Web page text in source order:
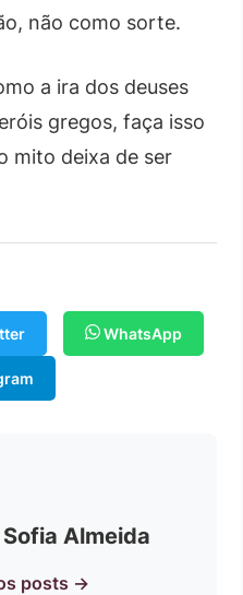
não como sorte.
a ira dos deuses
gregos, faça isso
mito deixa de ser
WhatsApp
Almeida
posts →